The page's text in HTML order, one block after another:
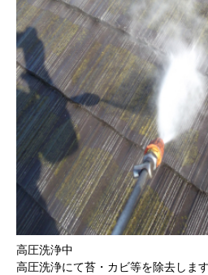
高圧洗浄中
高圧洗浄にて苔・カビ等を除去しま